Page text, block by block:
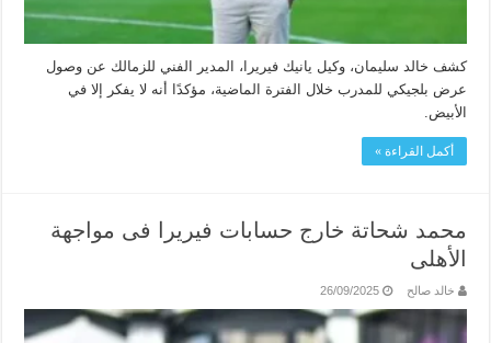
كشف خالد سليمان، وكيل يانيك فيريرا، المدير الفني للزمالك عن وصول
عرض بلجيكي للمدرب خلال الفترة الماضية، مؤكدًا أنه لا يفكر إلا في
الأبيض.
أكمل القراءة »
محمد شحاتة خارج حسابات فيريرا فى مواجهة
الأهلى
خالد صالح 26/09/2025